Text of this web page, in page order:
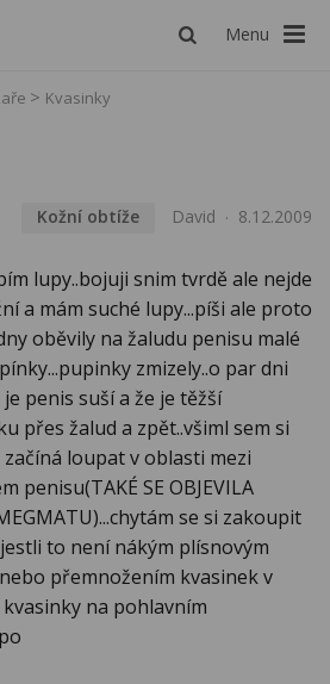
Menu
Kvasinky
Kožní obtíže David 8.12.2009
lupy..bojuji snim tvrdě ale nejde
a mám suché lupy...píši ale proto
oběvily na žaludu penisu malé
zmizely..o par dni
penis suší a že je těžší
přes žalud a zpět..všiml sem si
loupat v oblasti mezi
penisu(TAKÉ SE OBJEVILA
se si zakoupit
to není nákým plísnovým
přemnožením kvasinek v
na pohlavním